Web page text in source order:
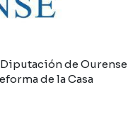
de Ourense
de la Casa